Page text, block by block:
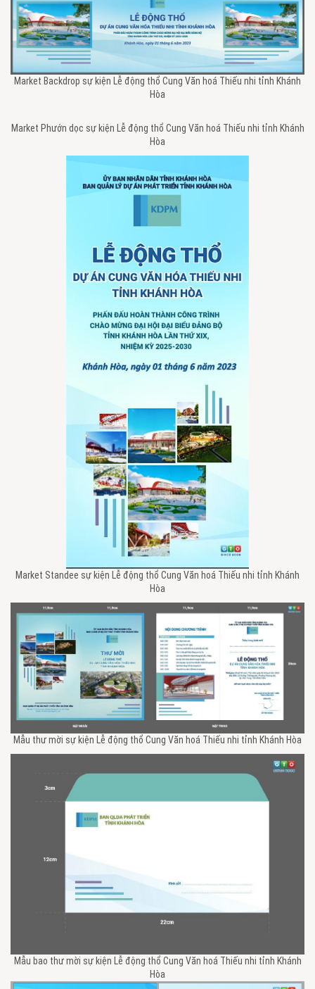
Market Backdrop sự kiện Lễ động thổ Cung Văn hoá Thiếu nhi tỉnh Khánh
Hòa
Market Phướn dọc sự kiện Lễ động thổ Cung Văn hoá Thiếu nhi tỉnh Khánh
Hòa
Market Standee sự kiện Lễ động thổ Cung Văn hoá Thiếu nhi tỉnh Khánh
Hòa
Mẫu thư mời sự kiện Lễ động thổ Cung Văn hoá Thiếu nhi tỉnh Khánh Hòa
Mẫu bao thư mời sự kiện Lễ động thổ Cung Văn hoá Thiếu nhi tỉnh Khánh
Hòa